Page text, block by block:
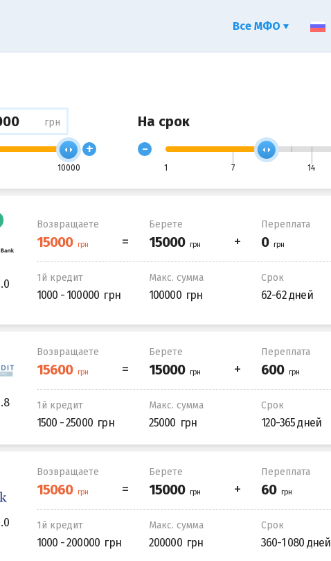
грн
10000
+
На срок
-
1 7 14
Возвращаете Берете Переплата
1й кредит
1000 - 100000
Макс. сумма
100000
Срок
62-62 дней
Возвращаете Берете Переплата
1й кредит
1500 - 25000
Макс. сумма
25000
Срок
120-365 дней
Возвращаете Берете Переплата
1й кредит
1000 - 200000
Макс. сумма
200000
Срок
360-1 080 дней
Все МФО